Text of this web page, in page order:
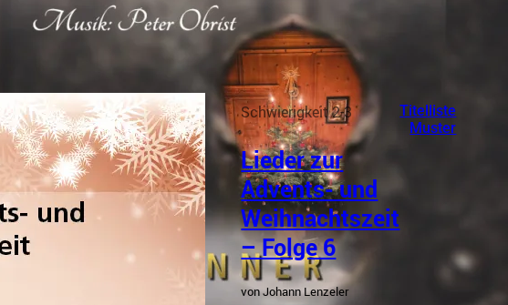
Schwierigkeit 2-3
Lieder zur
Advents- und
Weihnachtszeit
– Folge 6
von Johann Lenzeler
Titelliste
Muster